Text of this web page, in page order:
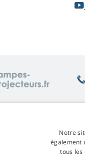
Notre
également
tous les